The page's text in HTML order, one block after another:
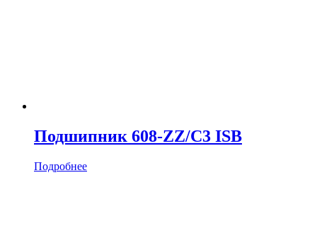
Подшипник 608-ZZ/C3 ISB
Подробнее